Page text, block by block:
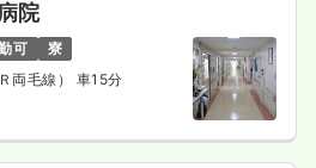
院
可
寮
両毛線） 車15分